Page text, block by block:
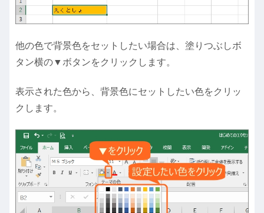
他の色で背景色をセットしたい場合は、塗りつぶしボ
タン横の▼ボタンをクリックします。
表示された色から、背景色にセットしたい色をクリッ
クします。